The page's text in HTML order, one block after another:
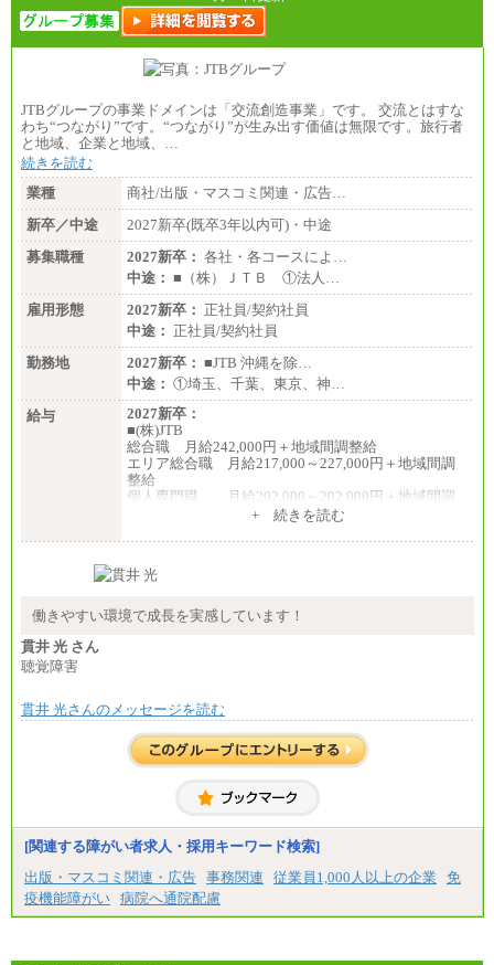
月給制
226,600円～390,100円（勤務地域等により異なりま
す）
・ご経験やスキルを考慮し、選考の中で決定いたし
ます。
JTBグループの事業ドメインは「交流創造事業」です。 交流とはすな
わち“つながり”です。“つながり”が生み出す価値は無限です。旅行者
と地域、企業と地域、…
続きを読む
業種
商社/出版・マスコミ関連・広告…
新卒／中途
2027新卒(既卒3年以内可)・中途
募集職種
2027新卒： 各社・各コースによ…
中途： ■（株）ＪＴＢ ①法人…
雇用形態
2027新卒： 正社員/契約社員
中途： 正社員/契約社員
勤務地
2027新卒： ■JTB 沖縄を除…
中途： ①埼玉、千葉、東京、神…
給与
2027新卒：
■(株)JTB
総合職 月給242,000円＋地域間調整給
エリア総合職 月給217,000～227,000円＋地域間調
整給
個人専門職 月給202,000～202,000円＋地域間調
総合職 月給208,000～235,000円
※詳細はJTBキャリアサイトよりご確認ください。
総合職 月給220,000～230,000円＋地域間調整給
整給
※詳細はJTBキャリアサイトよりご確認ください。
■(株)JTBコミュニケーションデザイン
総合職 月給230,000円
みなし残業手当：20,000円（一律支給）※みなし
残業手当の残業時間は10.43時間。
間に応じて、時間外手当等を支給。
エリアサポート職 月給188,000円
+ 続きを読む
働きやすい環境で成長を実感しています！
貫井 光 さん
聴覚障害
貫井 光さんのメッセージを読む
[関連する障がい者求人・採用キーワード検索]
出版・マスコミ関連・広告 事務関連 従業員1,000人以上の企業
免
疫機能障がい 病院へ通院配慮